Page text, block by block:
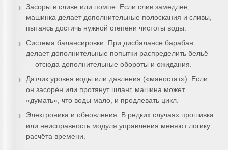
Засоры в сливе или помпе. Если слив замедлен,
машинка делает дополнительные полоскания и сливы,
пытаясь достичь нужной степени чистоты воды.
Система балансировки. При дисбалансе барабан
делает дополнительные попытки распределить бельё
— отсюда дополнительные обороты и ожидания.
Датчик уровня воды или давления («маностат»). Если
он засорён или протянут шланг, машина может
«думать», что воды мало, и продлевать цикл.
Электроника и обновления. В редких случаях прошивка
или неисправность модуля управления меняют логику
расчёта времени.